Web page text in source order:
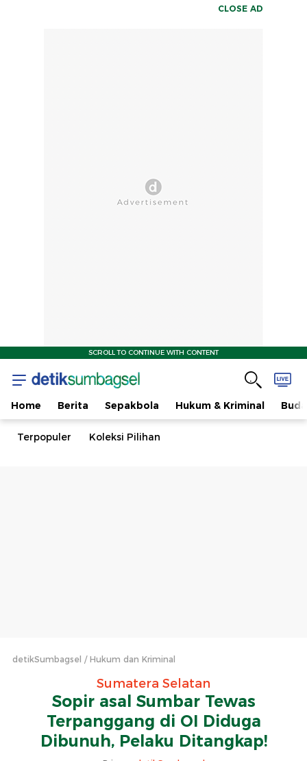
CLOSE AD
SCROLL TO CONTINUE WITH CONTENT
Home Berita Sepakbola Hukum & Kriminal
Terpopuler Koleksi Pilihan
detikSumbagsel Hukum dan Kriminal
Sumatera Selatan
Sopir asal Sumbar Tewas
Terpanggang di OI Diduga
Dibunuh, Pelaku Ditangkap!